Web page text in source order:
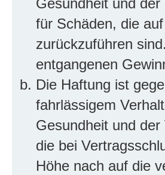
Gesundheit und
für Schäden, die
zurückzuführen
entgangenen
Die Haftung ist
fahrlässigem
Gesundheit und
die bei
Höhe nach auf die